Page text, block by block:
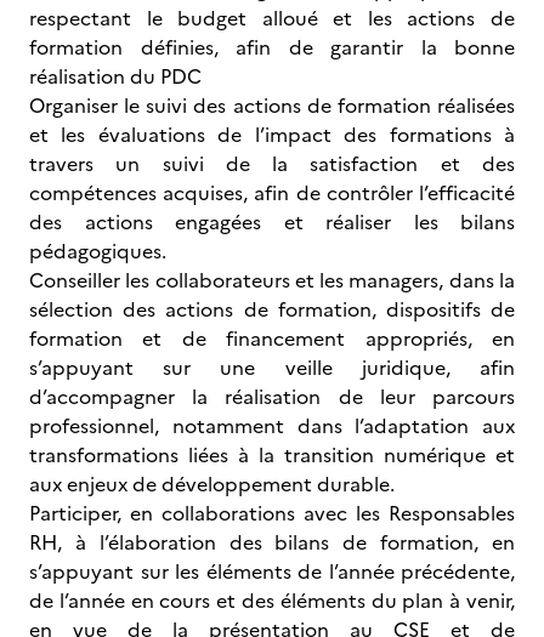
respectant le budget alloué et les actions de
formation définies, afin de garantir la bonne
réalisation du PDC
Organiser le suivi des actions de formation réalisées
et les évaluations de l’impact des formations à
travers un suivi de la satisfaction et des
compétences acquises, afin de contrôler l’efficacité
des actions engagées et réaliser les bilans
pédagogiques.
Conseiller les collaborateurs et les managers, dans la
sélection des actions de formation, dispositifs de
formation et de financement appropriés, en
s’appuyant sur une veille juridique, afin
d’accompagner la réalisation de leur parcours
professionnel, notamment dans l’adaptation aux
transformations liées à la transition numérique et
aux enjeux de développement durable.
Participer, en collaborations avec les Responsables
RH, à l’élaboration des bilans de formation, en
s’appuyant sur les éléments de l’année précédente,
de l’année en cours et des éléments du plan à venir,
en vue de la présentation au CSE et de